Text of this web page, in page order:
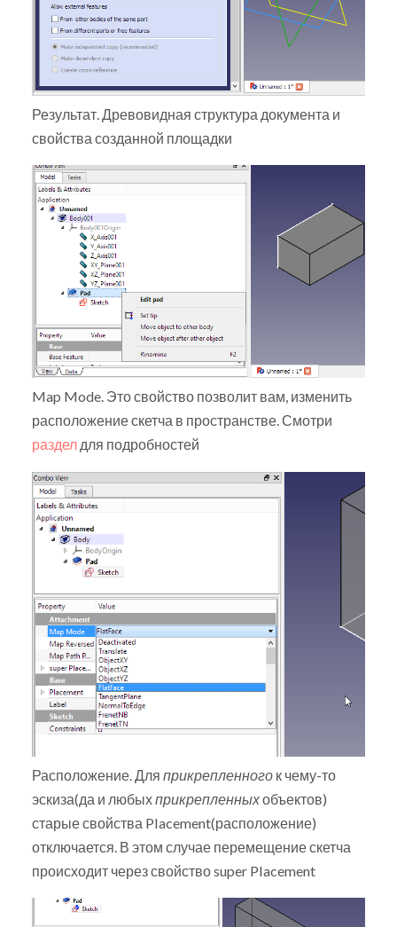
Результат. Древовидная структура документа и
свойства созданной площадки
Map Mode. Это свойство позволит вам, изменить
расположение скетча в пространстве. Смотри
разделдля подробностей
Расположение. Для прикрепленногок чему-то
эскиза(да и любыхприкрепленныхобъектов)
старые свойства Placement(расположение)
отключается. В этом случае перемещение скетча
происходит через свойство super Placement